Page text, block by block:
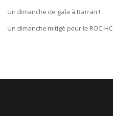
Un dimanche de gala à Barran !
Un dimanche mitigé pour le ROC-HC